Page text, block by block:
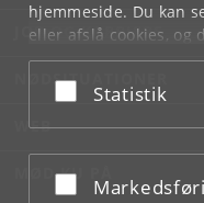
hjemmeside. Du kan
eller afslå cookies,
underCookie- og
bunden af hver side.
Acceptér eller
Statistik
Acceptér eller
JOB OG KARRIERE
NØDSITUATIONER
WEB
MØD KU PÅ